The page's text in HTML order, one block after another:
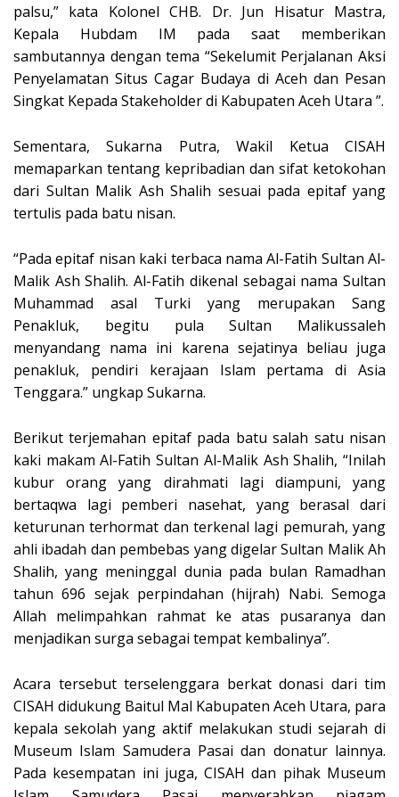
palsu,” kata Kolonel CHB. Dr. Jun Hisatur Mastra,
Kepala Hubdam IM pada saat memberikan
sambutannya dengan tema “Sekelumit Perjalanan Aksi
Penyelamatan Situs Cagar Budaya di Aceh dan Pesan
Singkat Kepada Stakeholder di Kabupaten Aceh Utara ”.
Sementara, Sukarna Putra, Wakil Ketua CISAH
memaparkan tentang kepribadian dan sifat ketokohan
dari Sultan Malik Ash Shalih sesuai pada epitaf yang
tertulis pada batu nisan.
“Pada epitaf nisan kaki terbaca nama Al-Fatih Sultan Al-
Malik Ash Shalih. Al-Fatih dikenal sebagai nama Sultan
Muhammad asal Turki yang merupakan Sang
Penakluk, begitu pula Sultan Malikussaleh
menyandang nama ini karena sejatinya beliau juga
penakluk, pendiri kerajaan Islam pertama di Asia
Tenggara.” ungkap Sukarna.
Berikut terjemahan epitaf pada batu salah satu nisan
kaki makam Al-Fatih Sultan Al-Malik Ash Shalih, “Inilah
kubur orang yang dirahmati lagi diampuni, yang
bertaqwa lagi pemberi nasehat, yang berasal dari
keturunan terhormat dan terkenal lagi pemurah, yang
ahli ibadah dan pembebas yang digelar Sultan Malik Ah
Shalih, yang meninggal dunia pada bulan Ramadhan
tahun 696 sejak perpindahan (hijrah) Nabi. Semoga
Allah melimpahkan rahmat ke atas pusaranya dan
menjadikan surga sebagai tempat kembalinya”.
Acara tersebut terselenggara berkat donasi dari tim
CISAH didukung Baitul Mal Kabupaten Aceh Utara, para
kepala sekolah yang aktif melakukan studi sejarah di
Museum Islam Samudera Pasai dan donatur lainnya.
Pada kesempatan ini juga, CISAH dan pihak Museum